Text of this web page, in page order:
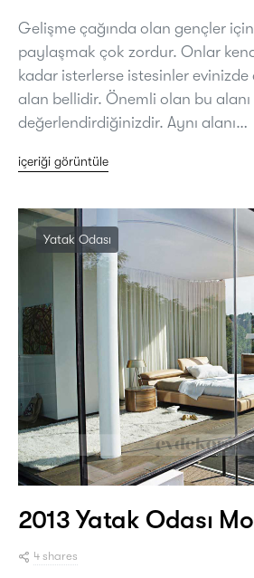
Gelişme çağında olan gençler için
paylaşmak çok zordur. Onlar
kadar isterlerse istesinler evinizde
alan bellidir. Önemli olan bu alanı
değerlendirdiğinizdir. Aynı alanı…
içeriği görüntüle
Yatak Odası
2013 Yatak Odası
4 shares